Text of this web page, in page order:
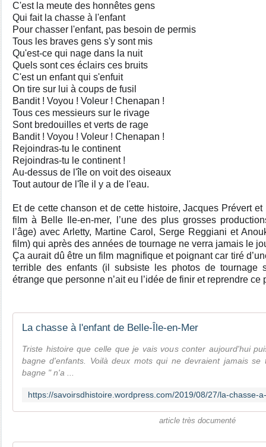
C'est la meute des honnêtes gens
Qui fait la chasse à l'enfant
Pour chasser l'enfant, pas besoin de permis
Tous les braves gens s'y sont mis
Qu'est-ce qui nage dans la nuit
Quels sont ces éclairs ces bruits
C'est un enfant qui s'enfuit
On tire sur lui à coups de fusil
Bandit ! Voyou ! Voleur ! Chenapan !
Tous ces messieurs sur le rivage
Sont bredouilles et verts de rage
Bandit ! Voyou ! Voleur ! Chenapan !
Rejoindras-tu le continent
Rejoindras-tu le continent !
Au-dessus de l'île on voit des oiseaux
Tout autour de l'île il y a de l'eau.
Et de cette chanson et de cette histoire, Jacques Prévert
film à Belle Ile-en-mer, l’une des plus grosses
l’âge) avec Arletty, Martine Carol, Serge Reggiani et
film) qui après des années de tournage ne verra jamais le
Ça aurait dû être un film magnifique et poignant car tiré
terrible des enfants (il subsiste les photos de tournage
étrange que personne n’ait eu l’idée de finir et reprendre ce
La chasse à l'enfant de Belle-Île-en-Mer
Triste histoire que celle que je vais vous conter aujourd'hui
bagne d'enfants. Voilà deux mots qui ne devraient jamais
bagne " n'a ...
article très documenté